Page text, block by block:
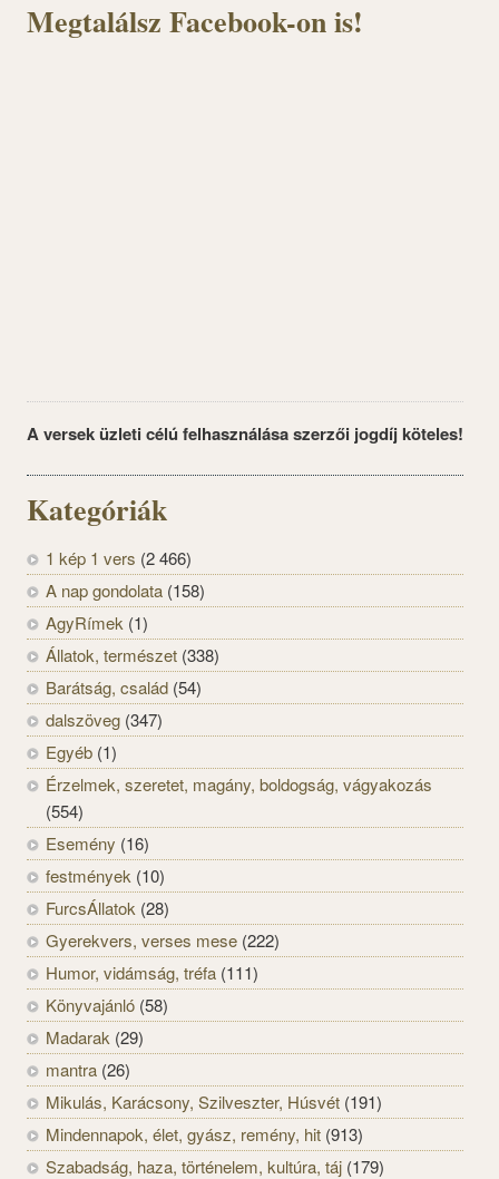
Megtalálsz Facebook-on is!
A versek üzleti célú felhasználása szerzői jogdíj köteles!
Kategóriák
1 kép 1 vers (2 466)
A nap gondolata (158)
AgyRímek (1)
Állatok, természet (338)
Barátság, család (54)
dalszöveg (347)
Egyéb (1)
Érzelmek, szeretet, magány, boldogság, vágyakozás
(554)
Esemény (16)
festmények (10)
FurcsÁllatok (28)
Gyerekvers, verses mese (222)
Humor, vidámság, tréfa (111)
Könyvajánló (58)
Madarak (29)
mantra (26)
Mikulás, Karácsony, Szilveszter, Húsvét (191)
Mindennapok, élet, gyász, remény, hit (913)
Szabadság, haza, történelem, kultúra, táj (179)